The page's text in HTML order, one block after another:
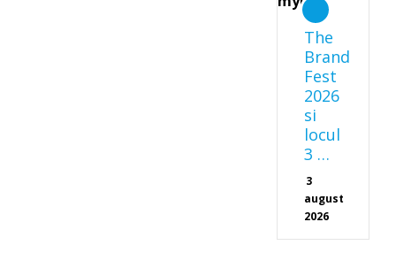
The
Brand
Fest
2026
si
locul
3 …
3
august
2026